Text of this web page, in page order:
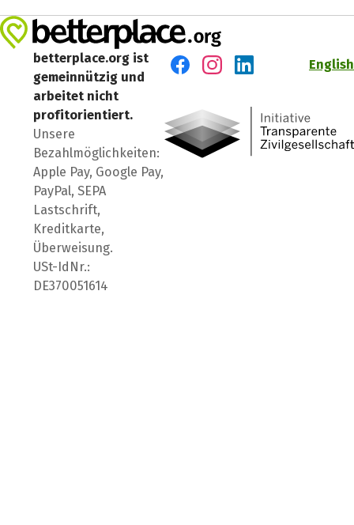
betterplace.org ist
gemeinnützig und
arbeitet nicht
profitorientiert.
Unsere
Bezahlmöglichkeiten:
Apple Pay, Google Pay,
PayPal, SEPA
Lastschrift,
Kreditkarte,
Überweisung.
USt-IdNr.:
DE370051614
English